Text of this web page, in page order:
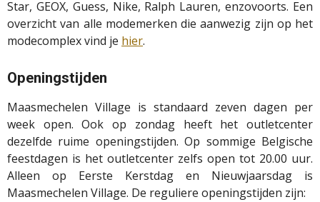
Star, GEOX, Guess, Nike, Ralph Lauren, enzovoorts. Een
overzicht van alle modemerken die aanwezig zijn op het
modecomplex vind je hier.
Openingstijden
Maasmechelen Village is standaard zeven dagen per
week open. Ook op zondag heeft het outletcenter
dezelfde ruime openingstijden. Op sommige Belgische
feestdagen is het outletcenter zelfs open tot 20.00 uur.
Alleen op Eerste Kerstdag en Nieuwjaarsdag is
Maasmechelen Village. De reguliere openingstijden zijn: